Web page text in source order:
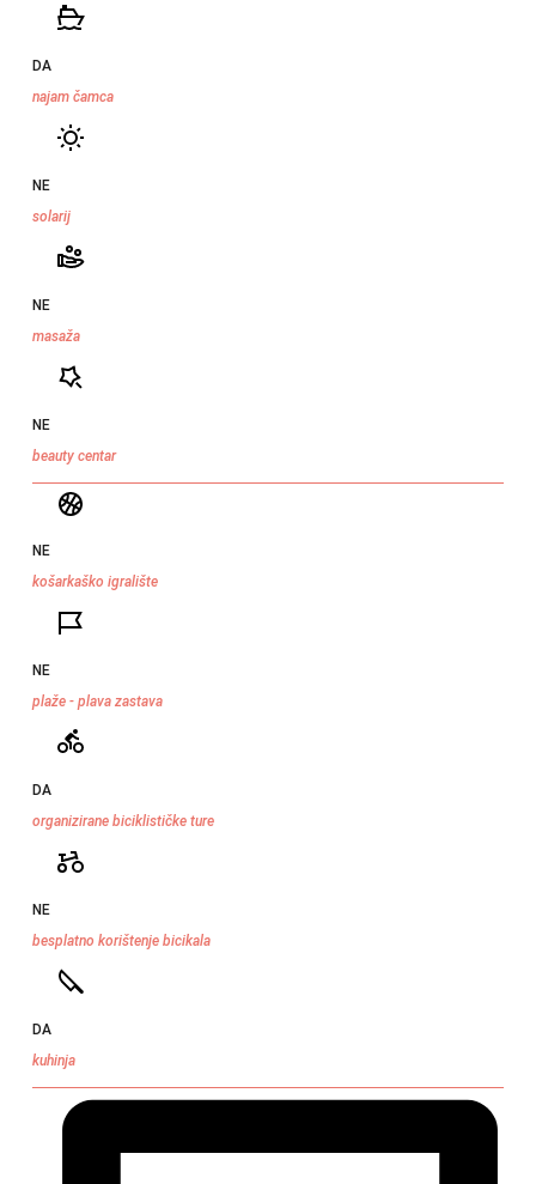
DA
najam čamca
NE
solarij
NE
masaža
NE
beauty centar
NE
košarkaško igralište
NE
plaže - plava zastava
DA
organizirane biciklističke ture
NE
besplatno korištenje bicikala
DA
kuhinja